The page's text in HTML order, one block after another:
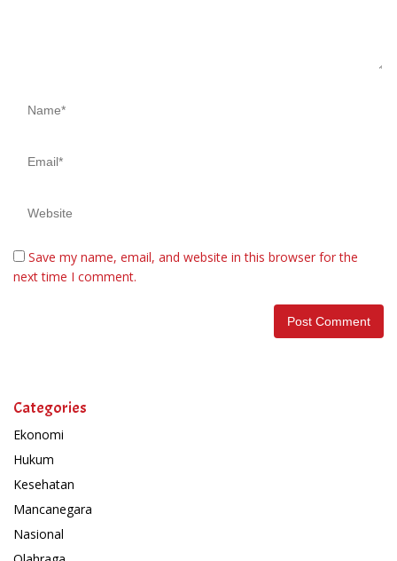
Save my name, email, and website in this browser for the
next time I comment.
Categories
Ekonomi
Hukum
Kesehatan
Mancanegara
Nasional